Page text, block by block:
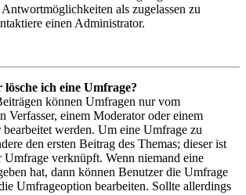
als zugelassen zu
einen Administrator.
ich eine Umfrage?
können Umfragen nur vom
Verfasser, einem Moderator oder einem
werden. Um eine Umfrage zu
den ersten Beitrag des Themas; dieser ist
Umfrage verknüpft. Wenn niemand eine
hat, dann können Benutzer die Umfrage
Umfrageoption bearbeiten. Sollte allerdings